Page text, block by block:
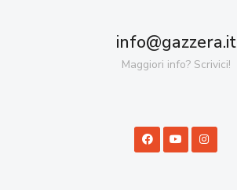
info@gazzera.it
Maggiori info? Scrivici!